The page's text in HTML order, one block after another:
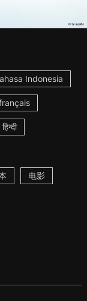
Indonesia
हिन्दी
电影